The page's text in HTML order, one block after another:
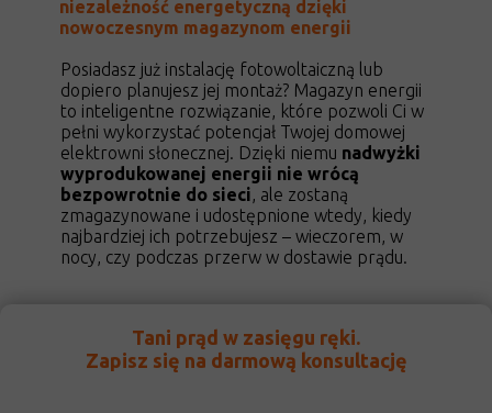
Posiadasz już instalację fotowoltaiczną lub
dopiero planujesz jej montaż? Magazyn energii
to inteligentne rozwiązanie, które pozwoli Ci w
pełni wykorzystać potencjał Twojej domowej
elektrowni słonecznej. Dzięki niemu nadwyżki
wyprodukowanej energii nie wrócą
bezpowrotnie do sieci, ale zostaną
zmagazynowane i udostępnione wtedy, kiedy
najbardziej ich potrzebujesz – wieczorem, w
nocy, czy podczas przerw w dostawie prądu.
Tani prąd w zasięgu ręki.
Zapisz się na darmową konsultację
niezależność energetyczną dzięki
nowoczesnym magazynom energii